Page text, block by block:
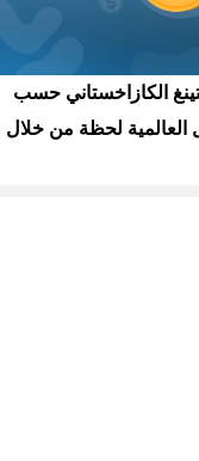
الكازاخستاني حسب
العالمية لحظة من خلال